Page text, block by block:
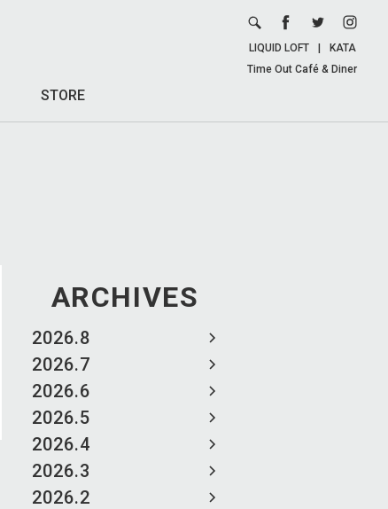
STORE
LIQUID LOFT
KATA
Time Out Café & Diner
ARCHIVES
2026.8
2026.7
2026.6
2026.5
2026.4
2026.3
2026.2